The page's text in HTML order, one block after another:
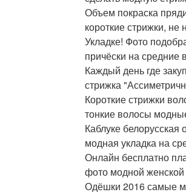
Объем покраска
короткие стрижки,
Укладке! Фото
причёски на средние
Каждый день где
стрижка
Короткие стрижки
тонкие волосы
Каблуке
модная укладка на
Онлайн бесплатно
фото модной
Одёшки 2016 самые